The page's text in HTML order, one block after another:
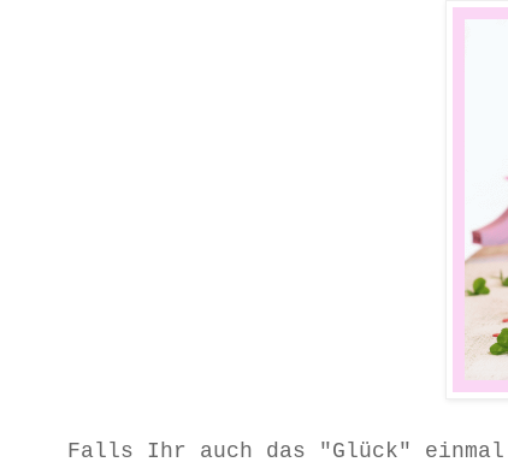
Falls Ihr auch das "Glück"